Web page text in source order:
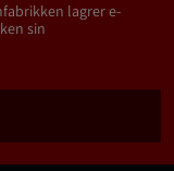
lagrer e-
sin